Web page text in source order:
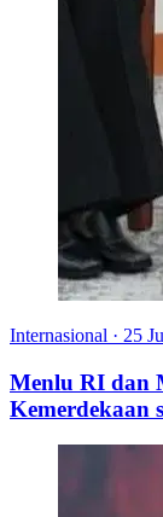
Internasional · 25
Menlu RI dan
Kemerdekaan